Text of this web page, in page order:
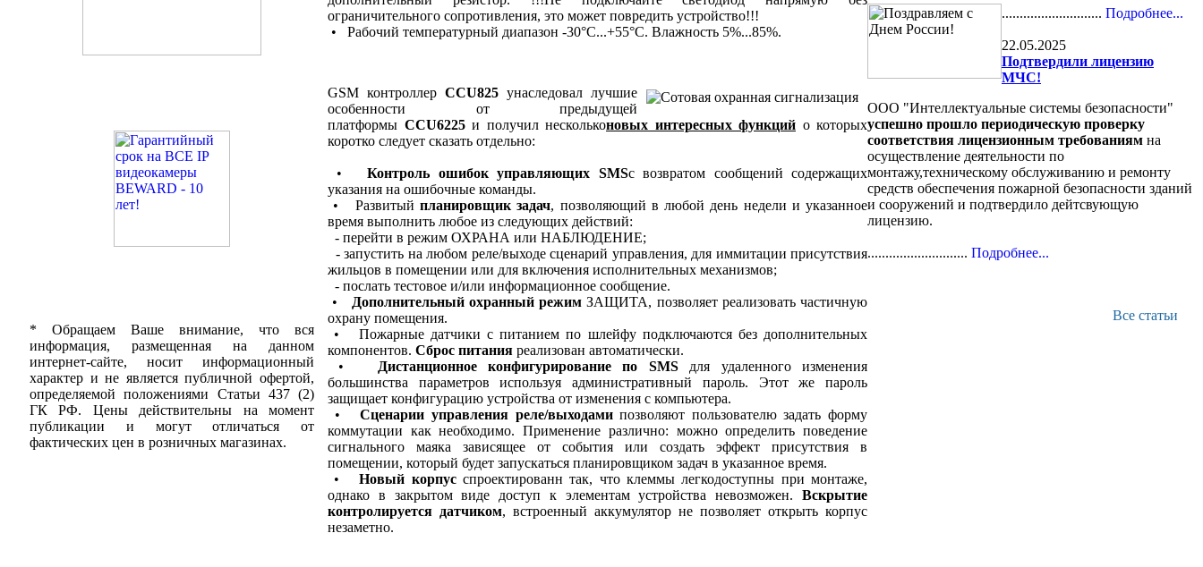
* Обращаем Ваше внимание, что вся
информация, размещенная на данном
интернет-сайте, носит информационный
характер и не является публичной офертой,
определяемой положениями Статьи 437 (2)
ГК РФ. Цены действительны на момент
публикации и могут отличаться от
фактических цен в розничных магазинах.
ограничительного сопротивления, это может повредить устройство!!!
• Рабочий температурный диапазон -30°С...+55°С. Влажность 5%...85%.
GSM контроллер CCU825 унаследовал лучшие
особенности от предыдущей
платформы CCU6225и получил нескольконовых интересных функций о которых
коротко следует сказать отдельно:
• Контроль ошибок управляющих SMSс возвратом сообщений содержащих
указания на ошибочные команды.
• Развитыйпланировщик задач, позволяющий в любой день недели и указанное
время выполнить любое из следующих действий:
- перейти в режим ОХРАНА или НАБЛЮДЕНИЕ;
- запустить на любом реле/выходе сценарий управления, для иммитации присутствия
жильцов в помещении или для включения исполнительных механизмов;
- послать тестовое и/или информационное сообщение.
•
Дополнительный охранный режим ЗАЩИТА, позволяет реализовать частичную
охрану помещения.
• Пожарные датчики с питанием по шлейфу подключаются без дополнительных
компонентов. Сброс питания реализован автоматически.
•
Дистанционное конфигурирование по SMSдля удаленного изменения
большинства параметров используя административный пароль. Этот же пароль
защищает конфигурацию устройства от изменения с компьютера.
•
Сценарии управления реле/выходамипозволяют пользователю задать форму
коммутации как необходимо. Применение различно: можно определить поведение
сигнального маяка зависящее от события или создать эффект присутствия в
помещении, который будет запускаться планировщиком задач в указанное время.
•Новый корпусспроектированн так, что клеммы легкодоступны при монтаже,
однако в закрытом виде доступ к элементам устройства невозможен. Вскрытие
контролируется датчиком, встроенный аккумулятор не позволяет открыть корпус
незаметно.
............................ Подробнее...
22.05.2025
Подтвердили лицензию
МЧС!
ООО "Интеллектуальные системы безопасности"
успешно прошло периодическую проверку
соответствия лицензионным требованиям на
осуществление деятельности по
монтажу,техническому обслуживанию и ремонту
средств обеспечения пожарной безопасности зданий
и сооружений и подтвердило дейтсвующую
лицензию.
............................ Подробнее...
Все статьи